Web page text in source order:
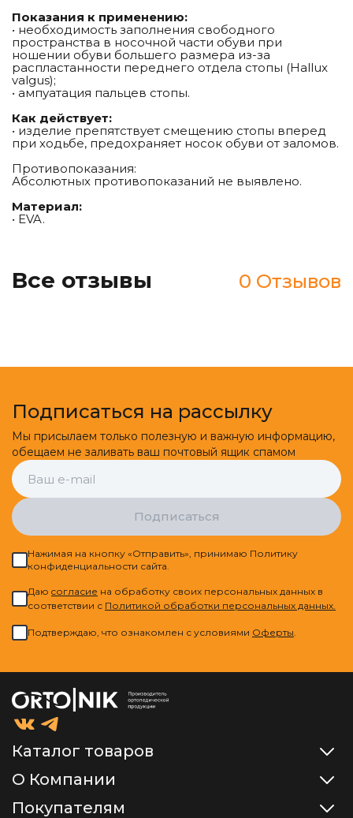
Показания к применению:
• необходимость заполнения свободного
пространства в носочной части обуви при
ношении обуви большего размера из-за
распластанности переднего отдела стопы (Hallux
valgus);
• ампуатация пальцев стопы.
Как действует:
• изделие препятствует смещению стопы вперед
при ходьбе, предохраняет носок обуви от заломов.
Противопоказания:
Абсолютных противопоказаний не выявлено.
Материал:
• EVA.
Все отзывы 0 Отзывов
Подписаться на рассылку
Мы присылаем только полезную и важную информацию,
обещаем не заливать ваш почтовый ящик спамом
Подписаться
Нажимая на кнопку «Отправить», принимаю Политику
конфиденциальности сайта.
Даю cогласие на обработку своих персональных данных в
соответствии с Политикой обработки персональных данных.
Подтверждаю, что ознакомлен с условиями Оферты.
Каталог товаров
О Компании
Покупателям